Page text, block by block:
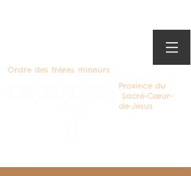
Ordre des frères mineurs
Province du
Sacré-Cœur-
de-Jésus